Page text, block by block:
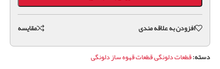
افزودن به علاقه مندی مقايسه
دسته:قطعات دلونگی,قطعات قهوه ساز دلونگی